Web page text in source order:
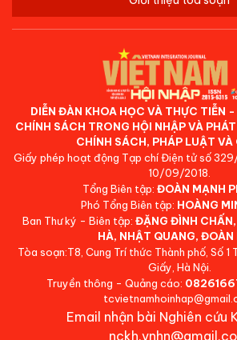
DIỄN ĐÀN KHOA HỌC VÀ THỰC TIỄN
CHÍNH SÁCH TRONG HỘI NHẬP VÀ
CHÍNH SÁCH, PHÁP LUẬT VÀ
Giấy phép hoạt động Tạp chí Điện tử số
10/09/2018.
Tổng Biên tập: ĐOÀN MẠNH
Phó Tổng Biên tập: HOÀNG
Ban Thư ký - Biên tập: ĐẶNG ĐÌNH
HÀ, NHẬT QUANG, ĐOÀN
Tòa soạn:T8, Cung Trí thức Thành phố, Số 1
Giấy, Hà Nội.
Truyền thông - Quảng cáo:
Email nhận bài Nghiên cứu